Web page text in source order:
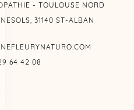
- TOULOUSE NORD
31140 ST-ALBAN
64 42 08